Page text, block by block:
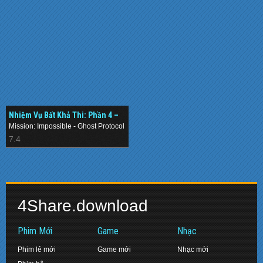
Nhiệm Vụ Bất Khả Thi: Phần 4 –
Chiến Dịch Bóng Ma (2011)
Mission: Impossible - Ghost Protocol
7.4
4Share.download
Phim Mới
Phim lẻ mới
Game
Game mới
Nhạc
Nhạc mới